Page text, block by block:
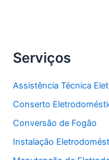
Serviços
Assistência Técnica
Conserto
Conversão de Fogão
Instalação